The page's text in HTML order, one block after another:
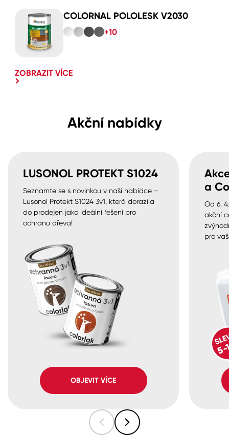
COLORNAL POLOLESK V2030
+10
ZOBRAZIT VÍCE
Akční nabídky
LUSONOL PROTEKT S1024
Seznamte se s novinkou v naší nabídce –
Lusonol Protekt S1024 3v1, která dorazila
do prodejen jako ideální řešení pro
ochranu dřeva!
OBJEVIT VÍCE
a
Od 6.
akční
pro